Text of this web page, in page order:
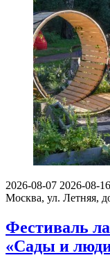
2026-08-07 2026-08-16
Москва, ул. Летняя,
Фестиваль
«Сады и